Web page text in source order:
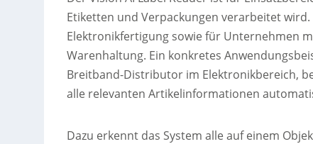
Etiketten und Verpackungen verarbeitet
Elektronikfertigung sowie für Unternehmen
Warenhaltung. Ein konkretes
Breitband-Distributor im Elektronikbereich,
alle relevanten Artikelinformationen
Dazu erkennt das System alle auf einem